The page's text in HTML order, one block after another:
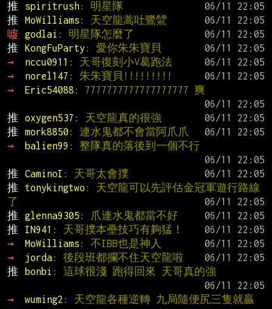
推
spiritrush: 明星隊
推
MoWilliams : 天空龍蒿吐鷺鷥
噓
godlai : 明星隊怎麼了
推
KongFuParty : 愛你朱朱寶貝
→
nccu0911 : 天哥復刻小V葛跑法
→
norel147 : 朱朱寶貝!!!!!!!!!
→
Eric54088 : 7777777777777777777 爽
推
oxygen537 : 天空龍真的很強
推
mork8850 : 連水鬼都不會當阿爪爪
→
balien99 : 整隊真的落後到一個不行
推
CaminoI : 天哥太會撲
推
tonykingtwo : 天空龍可以先評估金冠軍遊行路線
了
推
glenna9305 : 爪連水鬼都當不好
推
IN941 : 天哥撲本壘技巧有夠猛！
→
MoWilliams : 不IBB也是神人
→
jorda: 後段班都攔不住天空龍啦
推
bonbi : 這球很淺 跑得回來 天哥真的強
→
wuming2 : 天空龍各種逆轉 九局隨便尻三隻就贏